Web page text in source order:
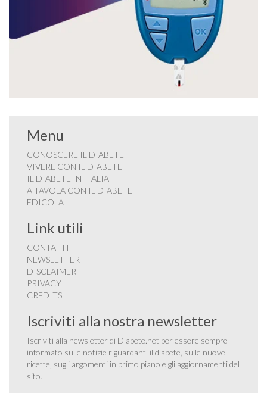
Menu
CONOSCERE IL DIABETE
VIVERE CON IL DIABETE
IL DIABETE IN ITALIA
A TAVOLA CON IL DIABETE
EDICOLA
Link utili
CONTATTI
NEWSLETTER
DISCLAIMER
PRIVACY
CREDITS
Iscriviti alla nostra newsletter
Iscriviti alla newsletter di Diabete.net per essere sempre
informato sulle notizie riguardanti il diabete, sulle nuove
ricette, sugli argomenti in primo piano e gli aggiornamenti del
sito.